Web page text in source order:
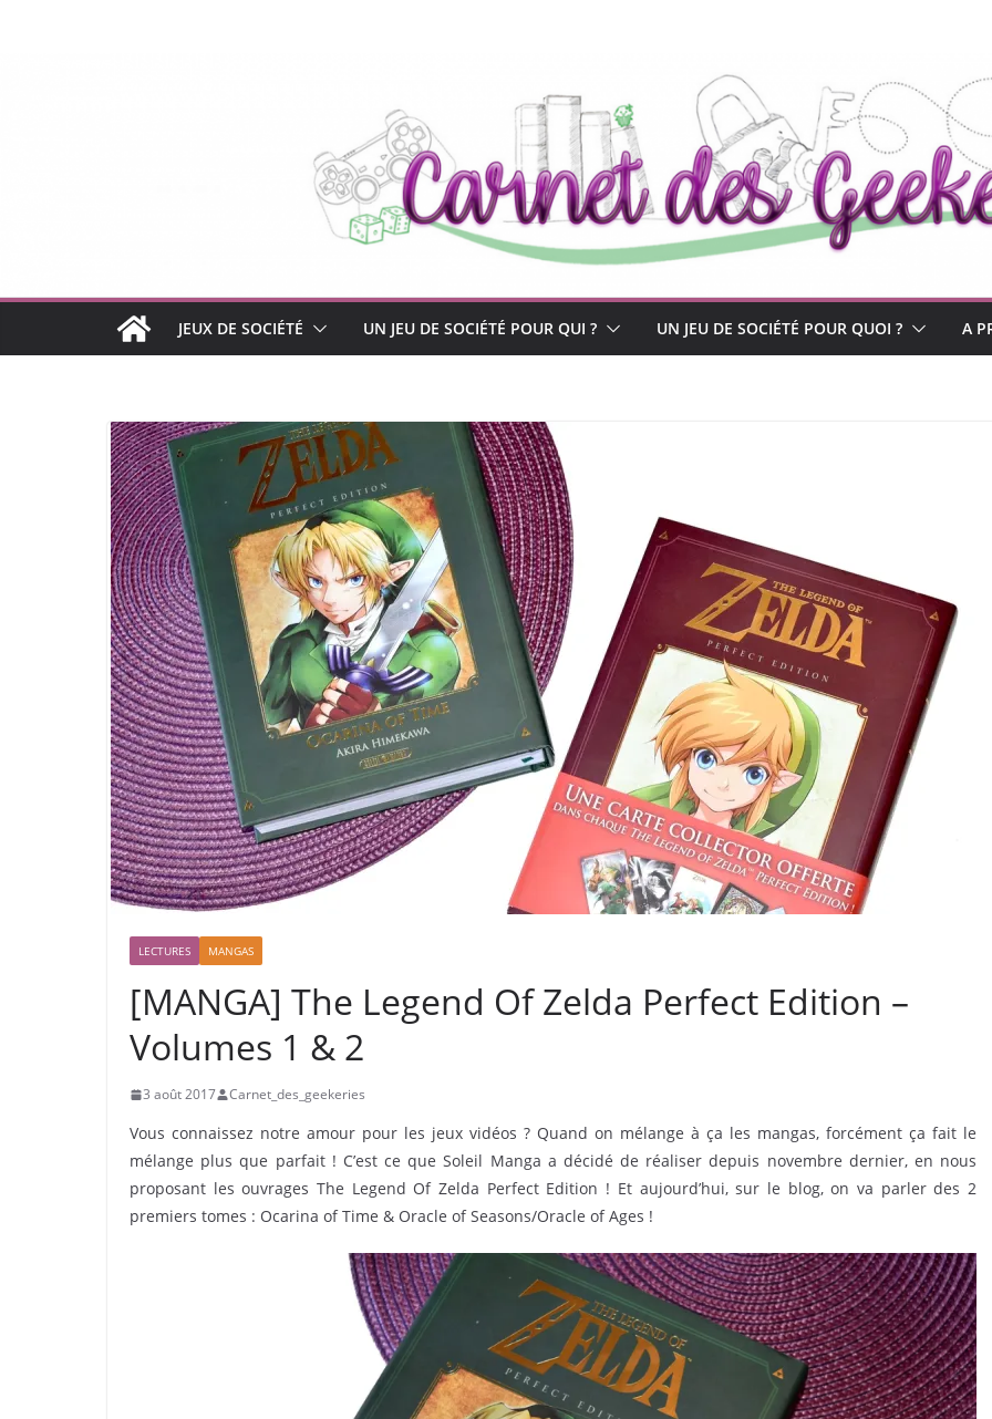
JEUX DE SOCIÉTÉ UN JEU DE SOCIÉTÉ POUR QUI ? UN JEU DE SOCIÉTÉ POUR QUOI ? A
LECTURES MANGAS
[MANGA] The Legend Of Zelda Perfect Edition –
Volumes 1 & 2
3 août 2017 Carnet_des_geekeries
Vous connaissez notre amour pour les jeux vidéos ? Quand on mélange à ça les mangas, forcément ça fait le
mélange plus que parfait ! C’est ce que Soleil Manga a décidé de réaliser depuis novembre dernier, en nous
proposant les ouvrages The Legend Of Zelda Perfect Edition ! Et aujourd’hui, sur le blog, on va parler des 2
premiers tomes : Ocarina of Time & Oracle of Seasons/Oracle of Ages !